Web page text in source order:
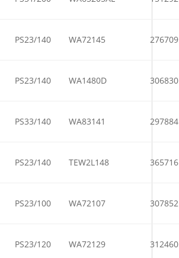
PS23/140 WA72145 276709
PS23/140 WA1480D 306830
PS33/140 WA83141 297884
PS23/140 TEW2L148 365716
PS23/100 WA72107 307852
PS23/120 WA72129 312460